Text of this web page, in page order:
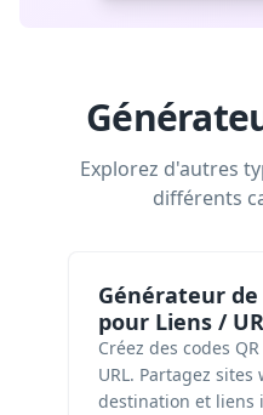
Explorez d'autres
différents
Générateur de
pour Liens /
Créez des codes
URL. Partagez
destination et liens